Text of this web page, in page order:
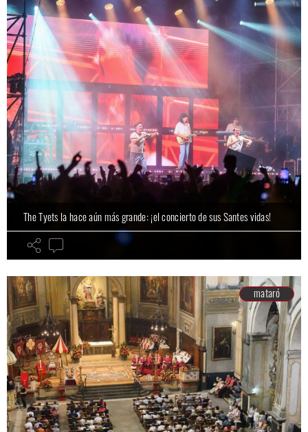
The Tyets la hace aún más grande: ¡el concierto de sus Santes vidas!
mataró